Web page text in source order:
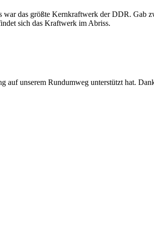
war das größte Kernkraftwerk der DDR. Gab
sich das Kraftwerk im Abriss.
auf unserem Rundumweg unterstützt hat.